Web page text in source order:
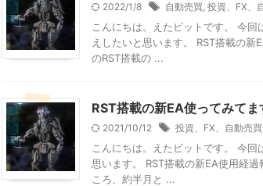
2022/1/8 自動売買, 投資、FX、
こんにちは。えたビットです。 今
えしたいと思います。 RST搭載の新
のRST搭載の ...
RST搭載の新EA使ってみてま
2021/10/12 投資、FX、自動売
こんにちは。えたビットです。 今
思います。 RST搭載の新EA使用経
ころ、約半月と ...